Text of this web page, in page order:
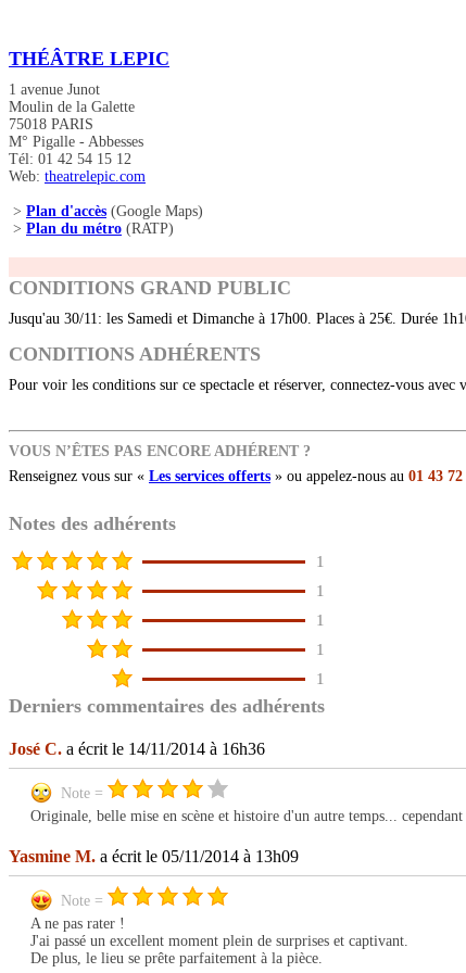
THÉÂTRE LEPIC
1 avenue Junot
Moulin de la Galette
75018 PARIS
M° Pigalle - Abbesses
Tél: 01 42 54 15 12
Web: theatrelepic.com
> Plan d'accès (Google Maps)
> Plan du métro (RATP)
CONDITIONS GRAND PUBLIC
Jusqu'au 30/11: les Samedi et Dimanche à 17h00. Places à 25€. Durée
CONDITIONS ADHÉRENTS
Pour voir les conditions sur ce spectacle et réserver, connectez-vous avec
VOUS N’ÊTES PAS ENCORE ADHÉRENT ?
Renseignez vous sur « Les services offerts » ou appelez-nous au 01 43
Notes des adhérents
1
1
1
1
1
Derniers commentaires des adhérents
José C. a écrit le 14/11/2014 à 16h36
Note =
Originale, belle mise en scène et histoire d'un autre temps...
Yasmine M. a écrit le 05/11/2014 à 13h09
Note =
A ne pas rater !
J'ai passé un excellent moment plein de surprises et captivant.
De plus, le lieu se prête parfaitement à la pièce.